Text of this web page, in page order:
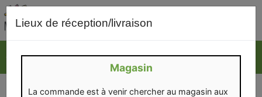
Lieux de réception/livraison
Magasin
La commande est à venir chercher au magasin aux